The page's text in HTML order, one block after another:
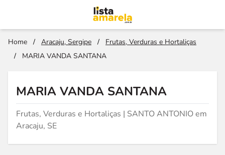
Home / Aracaju, Sergipe /
Frutas, Verduras e Hortaliças
/
MARIA VANDA SANTANA
MARIA VANDA SANTANA
Frutas, Verduras e Hortaliças | SANTO ANTONIO em
Aracaju, SE